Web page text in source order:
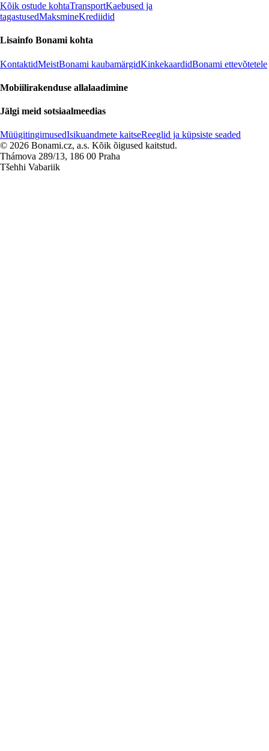
Kõik ostude kohtaTransportKaebused ja
tagastusedMaksmineKrediidid
Lisainfo Bonami kohta
KontaktidMeistBonami kaubamärgidKinkekaardidBonami ettevõtetele
Mobiilirakenduse allalaadimine
Jälgi meid sotsiaalmeedias
MüügitingimusedIsikuandmete kaitseReeglid ja küpsiste seaded
© 2026 Bonami.cz, a.s. Kõik õigused kaitstud.
Thámova 289/13, 186 00 Praha
Tšehhi Vabariik